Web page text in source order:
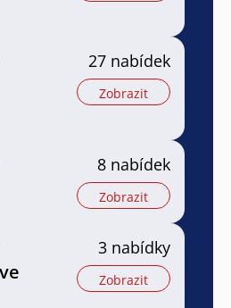
27 nabídek
Zobrazit
8 nabídek
Zobrazit
3 nabídky
Zobrazit